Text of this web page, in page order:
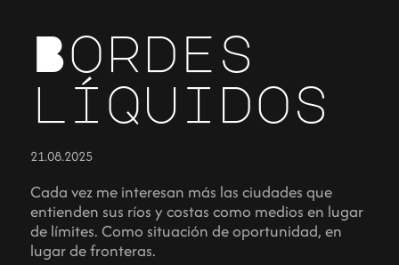
Bordes
líquidos
21.08.2025
Cada vez me interesan más las ciudades que
entienden sus ríos y costas como medios en lugar
de límites. Como situación de oportunidad, en
lugar de fronteras.